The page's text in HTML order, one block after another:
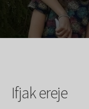
Pártoló tag belépés
Kiadványok
Ifjak ereje